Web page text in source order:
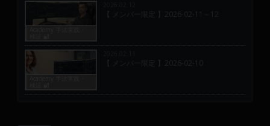
【 メンバー限定 】2026-02-11～12
【 メンバー限定 】2026-02-10